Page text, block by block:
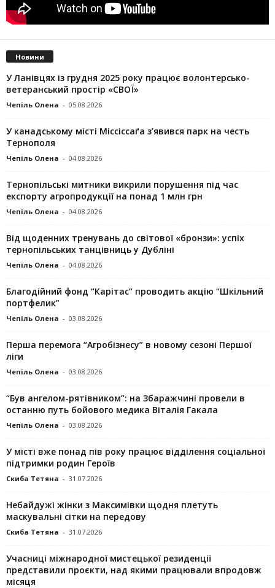
Новини
У Ланівцях із грудня 2025 року працює волонтерсько-
ветеранський простір «СВОЇ»
Чепіль Олена - 05.08.2026
У канадському місті Міссіссаґа з’явився парк на честь
Тернополя
Чепіль Олена - 04.08.2026
Тернопільські митники викрили порушення під час
експорту агропродукції на понад 1 млн грн
Чепіль Олена - 04.08.2026
Від щоденних тренувань до світової «бронзи»: успіх
тернопільських танцівниць у Дубліні
Чепіль Олена - 04.08.2026
Благодійний фонд “Карітас” проводить акцію “Шкільний
портфелик”
Чепіль Олена - 03.08.2026
Перша перемога “Агробізнесу” в новому сезоні Першої
ліги
Чепіль Олена - 03.08.2026
“Був ангелом-рятівником”: на Збаражчині провели в
останню путь бойового медика Віталія Гакала
Чепіль Олена - 03.08.2026
У місті вже понад пів року працює відділення соціальної
підтримки родин Героїв
Скиба Тетяна - 31.07.2026
Небайдужі жінки з Максимівки щодня плетуть
маскувальні сітки на передову
Скиба Тетяна - 31.07.2026
Учасниці міжнародної мистецької резиденції
представили проєкти, над якими працювали впродовж
місяця